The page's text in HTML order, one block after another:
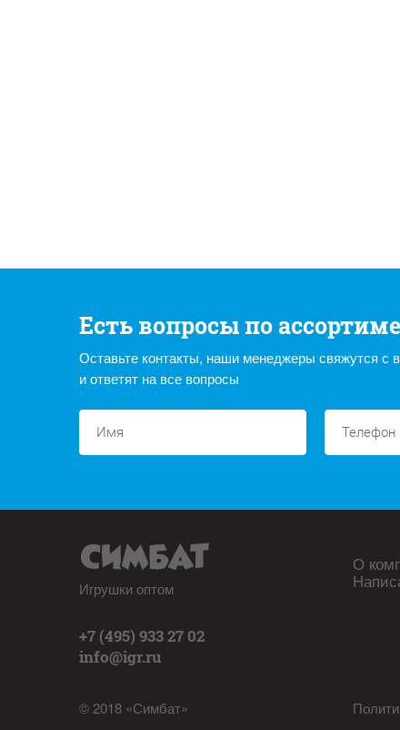
Есть вопросы по
Оставьте контакты, наши менеджеры свяжутся с
и ответят на все вопросы
Игрушки оптом
+7 (495) 933 27 02
info@igr.ru
© 2018 «Симбат»
О